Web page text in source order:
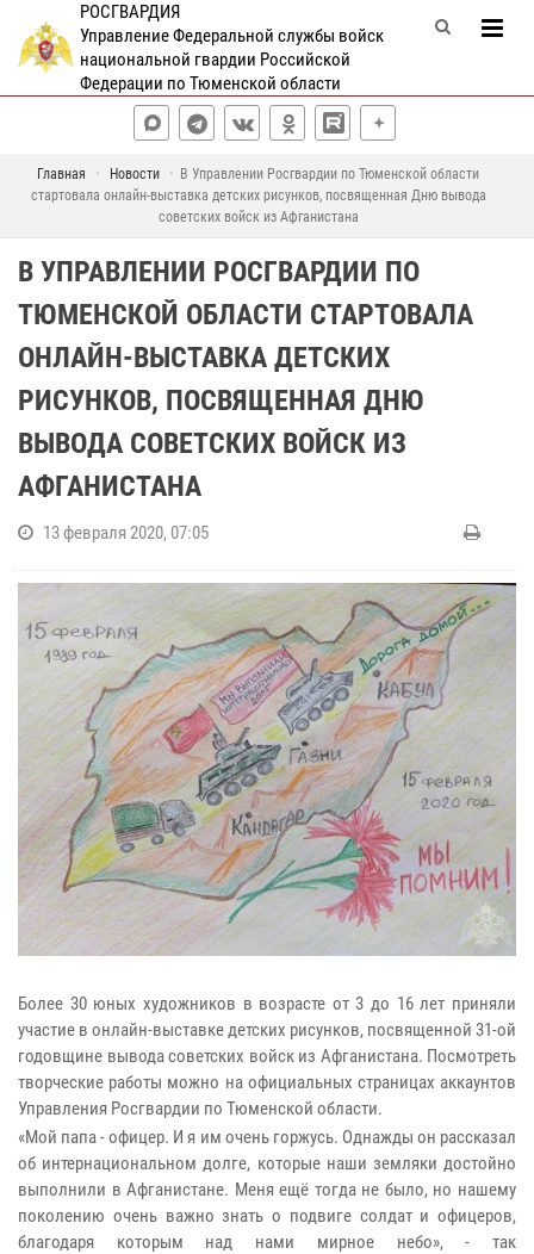
РОСГВАРДИЯ
Управление Федеральной службы войск
национальной гвардии Российской
Федерации по Тюменской области
Главная Новости
В Управлении Росгвардии по Тюменской области
стартовала онлайн-выставка детских рисунков, посвященная Дню вывода
советских войск из Афганистана
В УПРАВЛЕНИИ РОСГВАРДИИ ПО
ТЮМЕНСКОЙ ОБЛАСТИ СТАРТОВАЛА
ОНЛАЙН-ВЫСТАВКА ДЕТСКИХ
РИСУНКОВ, ПОСВЯЩЕННАЯ ДНЮ
ВЫВОДА СОВЕТСКИХ ВОЙСК ИЗ
АФГАНИСТАНА
13 февраля 2020, 07:05
Более 30 юных художников в возрасте от 3 до 16 лет приняли
участие в онлайн-выставке детских рисунков, посвященной 31-ой
годовщине вывода советских войск из Афганистана. Посмотреть
творческие работы можно на официальных страницах аккаунтов
Управления Росгвардии по Тюменской области.
«Мой папа - офицер. И я им очень горжусь. Однажды он рассказал
об интернациональном долге, которые наши земляки достойно
выполнили в Афганистане. Меня ещё тогда не было, но нашему
поколению очень важно знать о подвиге солдат и офицеров,
благодаря которым над нами мирное небо», - так